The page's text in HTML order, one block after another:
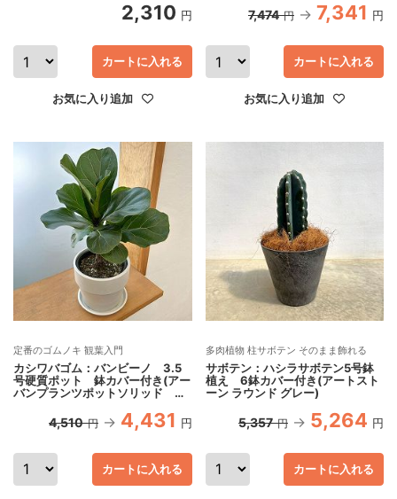
2,310 円
お気に入り追加
カートに入れる
7,474 円 7,341 円
お気に入り追加
カートに入れる
定番のゴムノキ 観葉入門
カシワバゴム：バンビーノ 3.5
号硬質ポット 鉢カバー付き(アー
バンプランツポットソリッド ミ
4,510 円 4,431 円
カートに入れる
多肉植物 柱サボテン そのまま飾れる
サボテン：ハシラサボテン5号鉢
植え 6鉢カバー付き(アートスト
ーン ラウンド グレー)
5,357 円 5,264 円
カートに入れる